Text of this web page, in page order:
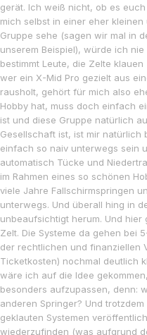
gerät. Ich weiß nicht, ob es
mich selbst in einer eher
Gruppe sehe (sagen wir mal in
unserem Beispiel), würde ich
bestimmt Leute, die Zelte
wer ein X-Mid Pro gezielt aus
rausholt, gehört für mich also
Hobby hat, muss doch einfach
ist und diese Gruppe natürlich
Gesellschaft ist, ist mir natürlich
einfach so naiv unterwegs sein
automatisch Tücke und
im Rahmen eines so schönen
viele Jahre Fallschirmspringen
unterwegs. Und überall hing in
unbeaufsichtigt herum. Und hier
Zelt. Die Systeme da gehen bei
der rechtlichen und finanziellen
Ticketkosten) nochmal deutlich
wäre ich auf die Idee
besonders aufzupassen, denn:
anderen Springer? Und
geklauten Systemen
wiederzufinden (was aufgrund